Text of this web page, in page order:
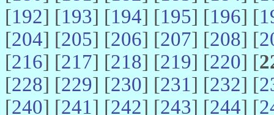
[192] [193] [194] [195] [196] [
[204] [205] [206] [207] [208] [
[216] [217] [218] [219] [220] [
[228] [229] [230] [231] [232] [
[240] [241] [242] [243] [244] [